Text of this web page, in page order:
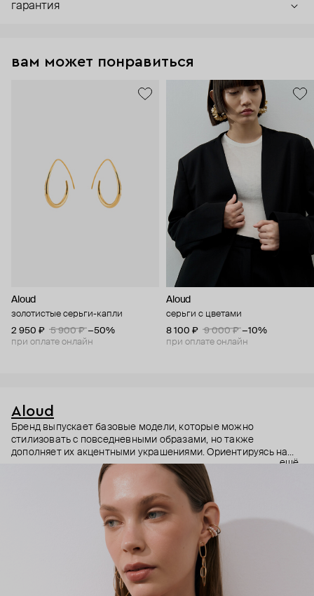
гарантия
вам может понравиться
Aloud
золотистые серьги-капли
2 950 ₽
5 900 ₽ −50%
при оплате онлайн
Aloud
серьги с цветами
8 100 ₽
9 000 ₽ −10%
при оплате онлайн
Aloud
Бренд выпускает базовые модели, которые можно
стилизовать с повседневными образами, но также
дополняет их акцентными украшениями. Ориентируясь на
долгосрочные тренды, вдохновляясь культурой, искусством и
людьми, Aloud показывает коллекции несколько раз в год. А
в названии бренда зашифрован призыв слушать внутренний
голос и транслировать его через украшения.
ещё